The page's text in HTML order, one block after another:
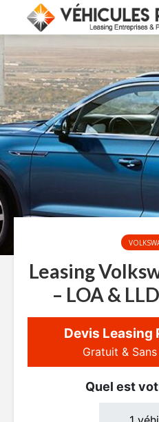
Leasing
– LOA &